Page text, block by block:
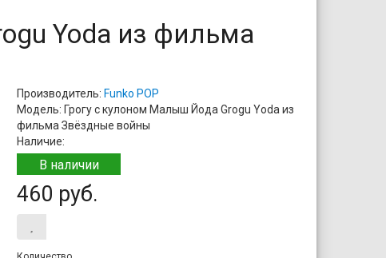
Yoda из фильма
Производитель: Funko POP
Модель: Грогу с кулоном Малыш Йода Grogu Yoda из
фильма Звёздные войны
Наличие:
В наличии
460 руб.